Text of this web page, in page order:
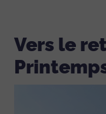
Vers le